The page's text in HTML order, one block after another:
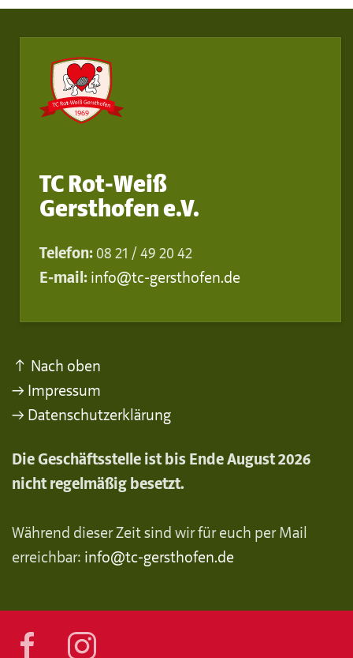
TC Rot-Weiß
Gersthofen e.V.
Telefon: 08 21 / 49 20 42
E-mail: info@tc-gersthofen.de
↑ Nach oben
→ Impressum
→ Datenschutzerklärung
Die Geschäftsstelle ist bis Ende August 2026
nicht regelmäßig besetzt.
Während dieser Zeit sind wir für euch per Mail
erreichbar: info@tc-gersthofen.de